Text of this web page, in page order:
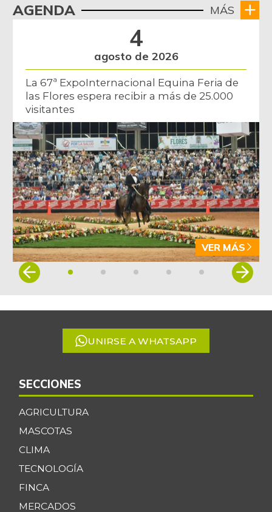
AGENDA MÁS
4
agosto de 2026
La 67ª ExpoInternacional Equina Feria de
las Flores espera recibir a más de 25.000
visitantes
VER MÁS
Item
5
UNIRSE A WHATSAPP
SECCIONES
AGRICULTURA
MASCOTAS
CLIMA
TECNOLOGÍA
FINCA
MERCADOS